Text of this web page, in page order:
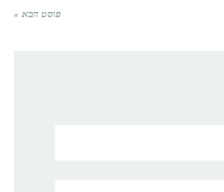
פוסט הבא »